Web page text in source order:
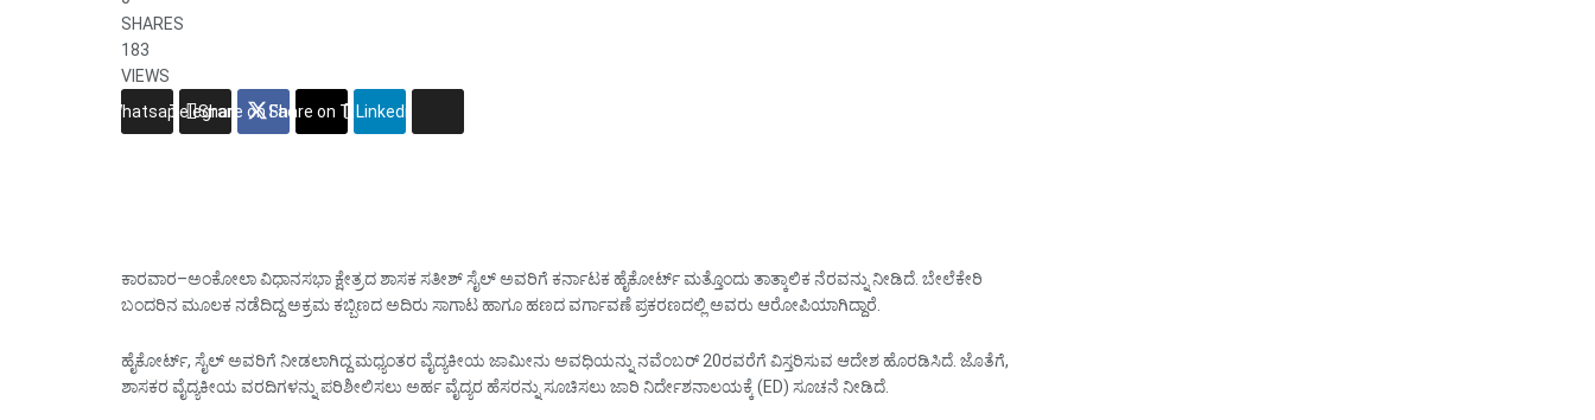
SHARES
183
VIEWS
WhatsappTelegram
Share on Facebook
Share on Twitter
Linkedin
ಕಾರವಾರ–ಅಂಕೋಲಾ ವಿಧಾನಸಭಾ ಕ್ಷೇತ್ರದ ಶಾಸಕ ಸತೀಶ್ ಸೈಲ್ ಅವರಿಗೆ ಕರ್ನಾಟಕ ಹೈಕೋರ್ಟ್ ಮತ್ತೊಂದು ತಾತ್ಕಾಲಿಕ ನೆರವನ್ನು ನೀಡಿದೆ. ಬೇಲೆಕೇರಿ
ಬಂದರಿನ ಮೂಲಕ ನಡೆದಿದ್ದ ಅಕ್ರಮ ಕಬ್ಬಿಣದ ಅದಿರು ಸಾಗಾಟ ಹಾಗೂ ಹಣದ ವರ್ಗಾವಣೆ ಪ್ರಕರಣದಲ್ಲಿ ಅವರು ಆರೋಪಿಯಾಗಿದ್ದಾರೆ.
ಹೈಕೋರ್ಟ್, ಸೈಲ್ ಅವರಿಗೆ ನೀಡಲಾಗಿದ್ದ ಮಧ್ಯಂತರ ವೈದ್ಯಕೀಯ ಜಾಮೀನು ಅವಧಿಯನ್ನು ನವೆಂಬರ್ 20ರವರೆಗೆ ವಿಸ್ತರಿಸುವ ಆದೇಶ ಹೊರಡಿಸಿದೆ. ಜೊತೆಗೆ,
ಶಾಸಕರ ವೈದ್ಯಕೀಯ ವರದಿಗಳನ್ನು ಪರಿಶೀಲಿಸಲು ಅರ್ಹ ವೈದ್ಯರ ಹೆಸರನ್ನು ಸೂಚಿಸಲು ಜಾರಿ ನಿರ್ದೇಶನಾಲಯಕ್ಕೆ (ED) ಸೂಚನೆ ನೀಡಿದೆ.